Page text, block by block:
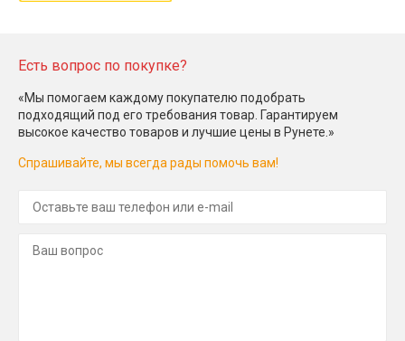
Есть вопрос по покупке?
«Мы помогаем каждому покупателю подобрать
подходящий под его требования товар. Гарантируем
высокое качество товаров и лучшие цены в Рунете.»
Спрашивайте, мы всегда рады помочь вам!